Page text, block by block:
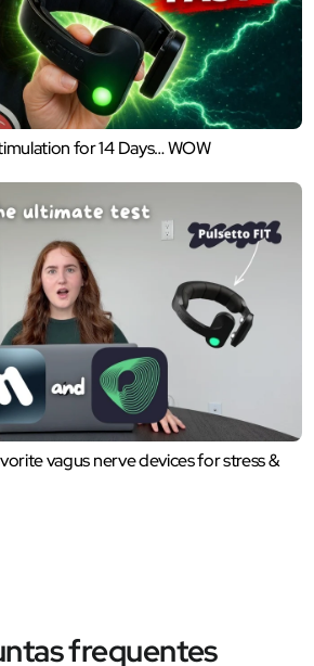
for 14 Days… WOW
vagus nerve devices for stress &
frequentes